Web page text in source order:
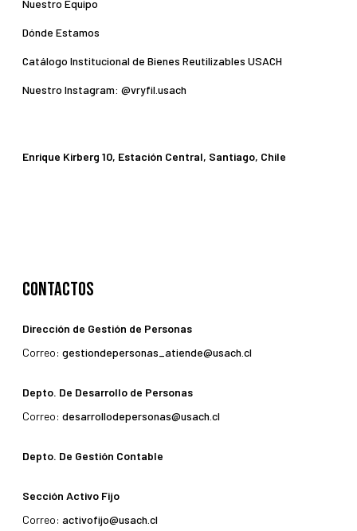
Nuestro Equipo
Dónde Estamos
Catálogo Institucional de Bienes Reutilizables USACH
Nuestro Instagram: @vryfil.usach
Enrique Kirberg 10, Estación Central, Santiago, Chile
Contactos
Dirección de Gestión de Personas
Correo: gestiondepersonas_atiende@usach.cl
Depto. De Desarrollo de Personas
Correo: desarrollodepersonas@usach.cl
Depto. De Gestión Contable
Sección Activo Fijo
Correo: activofijo@usach.cl